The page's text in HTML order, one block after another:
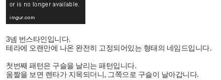
3넴 번스타인입니다.
테라에 오랜만에 나온 완전히 고정되어있는 형태의 네임드입니다.
첫번째 패턴은 구슬을 날리는 패턴입니다.
움짤을 보면 렌타가 지목되더니, 그쪽으로 구슬이 날아갑니다.